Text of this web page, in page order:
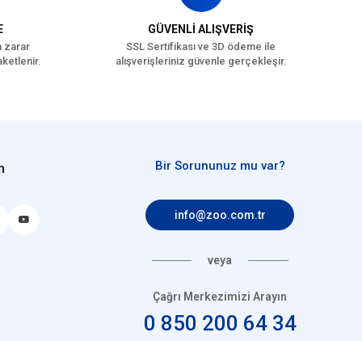
zarar
GÜVENLİ ALIŞVERİŞ
SSL Sertifikası ve 3D ödeme ile
alışverişleriniz güvenle gerçekleşir.
Bir Sorununuz mu var?
info@zoo.com.tr
veya
Çağrı Merkezimizi Arayın
0 850 200 64 34